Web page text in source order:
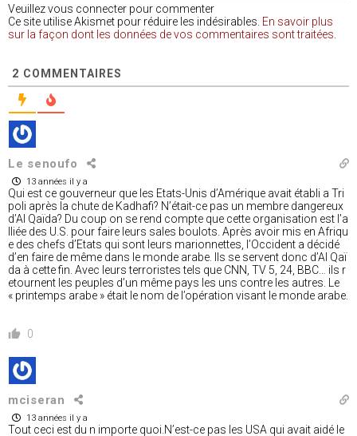
Veuillez vous connecter pour commenter
Ce site utilise Akismet pour réduire les indésirables. En savoir plus
sur la façon dont les données de vos commentaires sont traitées
2 COMMENTAIRES
Le senoufo
13 années il y a
Qui est ce gouverneur que les Etats-Unis d’Amérique avait établi a Tri
poli après la chute de Kadhafi? N’était-ce pas un membre dangereux
d’Al Qaïda? Du coup on se rend compte que cette organisation est l’a
lliée des U.S. pour faire leurs sales boulots. Après avoir mis en Afriqu
e des chefs d’Etats qui sont leurs marionnettes, l’Occident a décidé
d’en faire de même dans le monde arabe. Ils se servent donc d’Al Qaï
da à cette fin. Avec leurs terroristes tels que CNN, TV 5, 24, BBC… ils r
etournent les peuples d’un même pays les uns contre les autres. Le
« printemps arabe » était le nom de l’opération visant le monde arabe.
0
mciseran
13 années il y a
Tout ceci est du n importe quoi.N’est-ce pas les USA qui avait aidé le